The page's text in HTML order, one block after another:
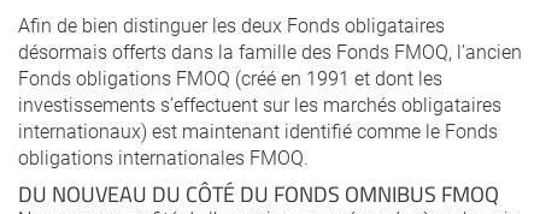
Afin de bien distinguer les deux Fonds obligataires
désormais offerts dans la famille des Fonds FMOQ, l’ancien
Fonds obligations FMOQ (créé en 1991 et dont les
investissements s’effectuent sur les marchés obligataires
internationaux) est maintenant identifié comme le Fonds
obligations internationales FMOQ.
DU NOUVEAU DU CÔTÉ DU FONDS OMNIBUS FMOQ